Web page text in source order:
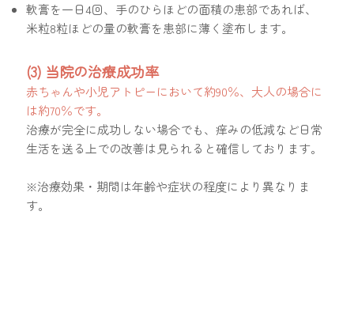
軟膏を一日4回、手のひらほどの面積の患部であれば、
米粒8粒ほどの量の軟膏を患部に薄く塗布します。
(3) 当院の治療成功率
赤ちゃんや小児アトピーにおいて約90％、大人の場合に
は約70％です。
治療が完全に成功しない場合でも、痒みの低減など日常
生活を送る上での改善は見られると確信しております。
※治療効果・期間は年齢や症状の程度により異なりま
す。